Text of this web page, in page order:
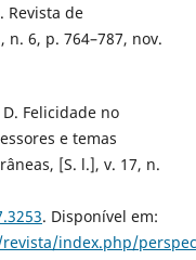
Revista de
6, p. 764–787, nov.
D. Felicidade no
e temas
[S. l.], v. 17, n.
. Disponível em:
index.php/